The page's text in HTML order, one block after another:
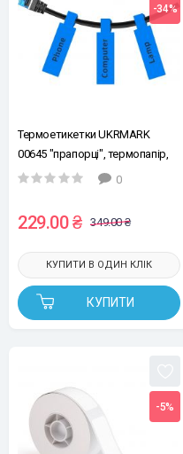
-34%
Термоетикетки UKRMARK
00645 "прапорці", термопапір,
Ш:14мм х В:74мм, рул.60ет, сині
0
229.00 ₴ 349.00 ₴
КУПИТИ
КУПИТИ В ОДИН КЛІК
-5%